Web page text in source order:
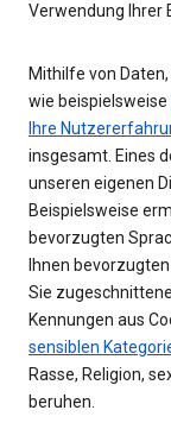
Verwendung Ihrer
Mithilfe von
wie beispielsweise
Ihre
insgesamt. Eines
unseren eigenen
Beispielsweise
bevorzugten
Ihnen
Sie
Kennungen aus
sensiblen
Rasse, Religion,
beruhen.